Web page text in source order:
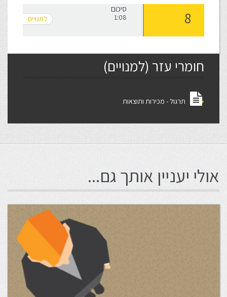
סיכום
1:08
חומרי עזר (למנויים)
תרגול - מכירות ותוצאות
אולי יעניין אותך גם...